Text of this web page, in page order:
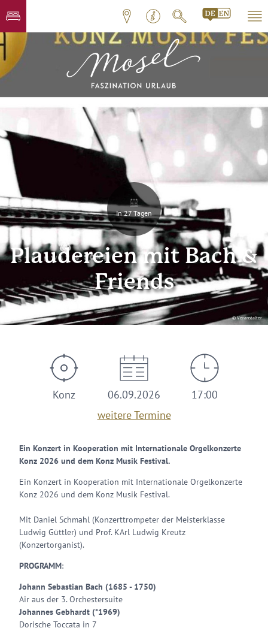
© Veranstalter
In 27 Tagen
Plaudereien mit Bach &
Friends
Konz
06.09.2026
weitere Termine
17:00
Ein Konzert in Kooperation mit Internationale Orgelkonzerte
Konz 2026 und dem Konz Musik Festival.
Ein Konzert in Kooperation mit Internationale Orgelkonzerte
Konz 2026 und dem Konz Musik Festival.
Mit Daniel Schmahl (Konzerttrompeter der Meisterklasse
Ludwig Güttler) und Prof. KArl Ludwig Kreutz
(Konzertorganist).
PROGRAMM:
Johann Sebastian Bach (1685 - 1750)
Air aus der 3. Orchestersuite
Johannes Gebhardt (*1969)
Dorische Toccata in 7